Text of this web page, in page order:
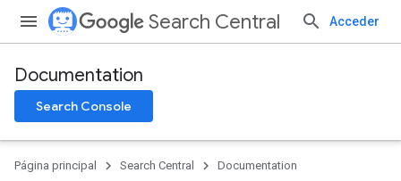
Search Central Acceder
Documentation
Search Console
Página principal Search Central Documentation